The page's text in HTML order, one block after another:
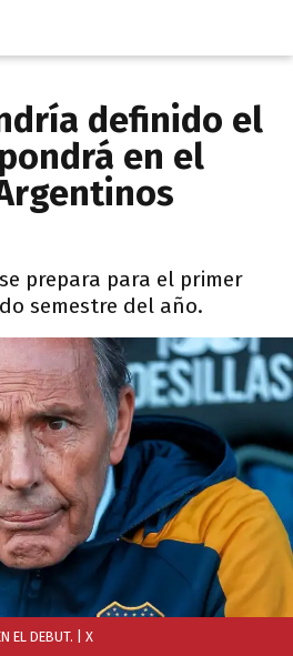
definido el
en el
prepara para el primer
semestre del año.
EL DEBUT. | X